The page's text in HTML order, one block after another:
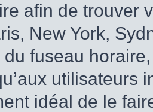
afin de trouver
New York,
fuseau
utilisateurs
idéal de le